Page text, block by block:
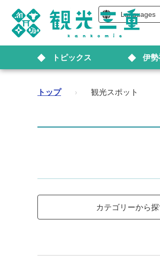
Languages
トピックス 伊
トップ › 観光スポット
カテゴリーから